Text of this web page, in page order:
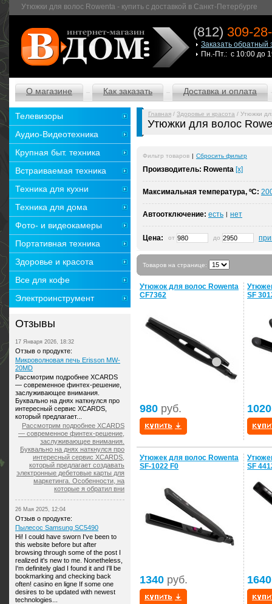
Утюжки для волос Rowenta - купить с доставкой в Санкт-Петербурге
(812) 309-
Заказать обратный
Пн.-Пт.: с 10:00 до
О магазине Как заказать Доставка и оплата
Главная / Здоровье и красота / Утюжки
Утюжки для волос
Фильтр товаров | Сбросить фильтр
Производитель: Rowenta [x]
Максимальная температура, ºC:
Автоотключение: есть | нет
Цена: от до
Товаров на странице:
Утюжок для волос Rowenta
CF7362
980 руб.
SF
1020
Утюжек для волос Rowenta
SF-1022 F0
1340 руб.
SF
1640
Телевизоры
Аудио-Видеотехника
Крупная быт. техника
Встраиваемая техника
Техника для кухни
Техника для дома
Фото- и видеокамеры
Портативная техника
Здоровье и красота
Все для кофе
Электроинструмент
Отзывы
17 Января 2026, 18:32
Отзыв о продукте:
Микроволновая печь Erisson MW-
20MD
Рассмотрим подробнее XCARDS
— современное финтех-решение,
заслуживающее внимания.
Буквально на днях наткнулся про
интересный сервис XCARDS,
который предлагает...
Рассмотрим подробнее XCARDS
— современное финтех-решение,
заслуживающее внимания.
Буквально на днях наткнулся про
интересный сервис XCARDS,
который предлагает создавать
электронные дебетовые карты для
маркетинга. Особенности, на
которые я обратил вни
26 Мая 2025, 12:04
Отзыв о продукте:
Пылесос Samsung SC5490
Hi! I could have sworn I've been to
this website before but after
browsing through some of the post I
realized it's new to me. Nonetheless,
I'm definitely glad I found it and I'll be
bookmarking and checking back
often! casino en ligne If some one
desires to be updated with newest
technologies...